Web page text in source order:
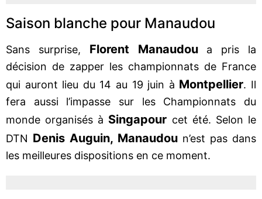
Saison blanche pour Manaudou
Sans surprise, Florent Manaudoua pris la
décision de zapper les championnats de France
qui auront lieu du 14 au 19 juin à Montpellier. Il
fera aussi l’impasse sur les Championnats du
monde organisés à Singapour cet été. Selon le
DTN Denis Auguin, Manaudou n’est pas dans
les meilleures dispositions en ce moment.